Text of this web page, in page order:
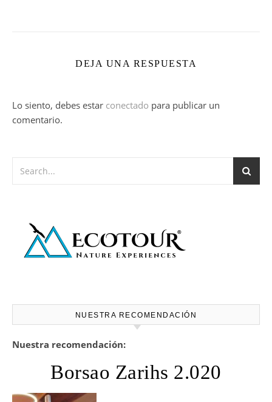
DEJA UNA RESPUESTA
Lo siento, debes estar conectado para publicar un
comentario.
NUESTRA RECOMENDACIÓN
Nuestra recomendación:
Borsao Zarihs 2.020